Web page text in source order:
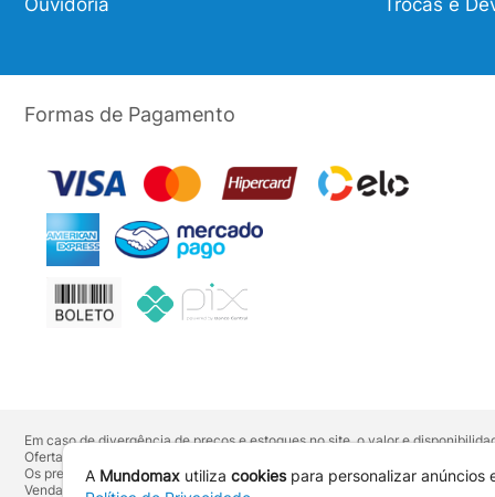
Formas de Pagamento
Em caso de divergência de preços e estoques no site, o valor e
Ofertas válidas até o término de nossos estoques. Para compras acima de
Os preços apresentados no site prevalecem sobre outros anunciados em
Vendas sujeitas à confirmação de dados e análises de crédito e risco.
A Mundomax utiliza cookiespara personalizar anúncios